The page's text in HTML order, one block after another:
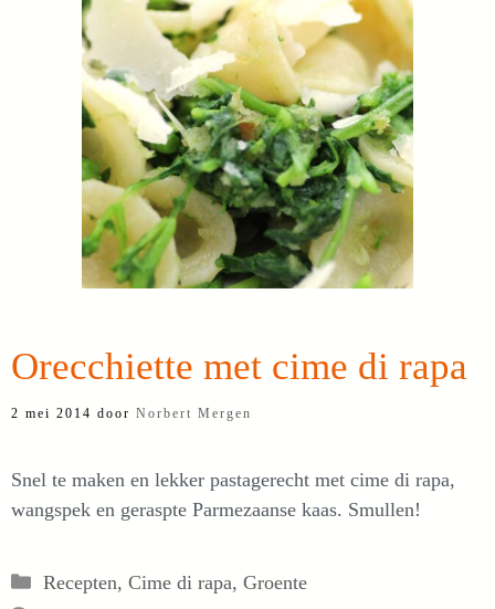
Orecchiette met cime di rapa
2 mei 2014 door Norbert Mergen
Snel te maken en lekker pastagerecht met cime di rapa,
wangspek en geraspte Parmezaanse kaas. Smullen!
Categorieën
Recepten, Cime di rapa, Groente